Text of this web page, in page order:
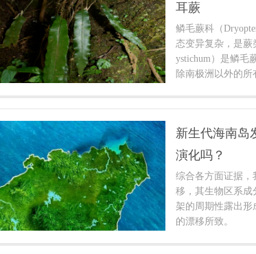
耳蕨
鳞毛蕨科（
态变异复杂，是蕨
ystichum）是鳞毛
除南极洲以外的
新生代海南岛
演化吗？
综合各方面证据，
移，其生物区系成
架的周期性露出形
的漂移所致。